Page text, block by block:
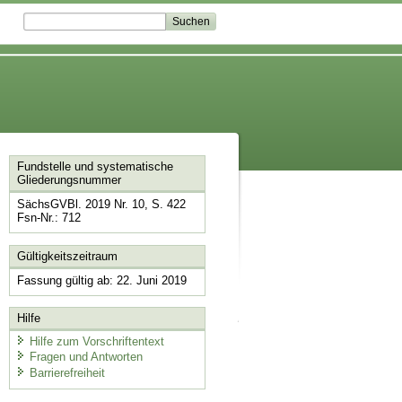
Fundstelle und systematische
Gliederungsnummer
SächsGVBl. 2019 Nr. 10, S. 422
Fsn-Nr.: 712
Gültigkeitszeitraum
Fassung gültig ab: 22. Juni 2019
Hilfe
Hilfe zum Vorschriftentext
Fragen und Antworten
Barrierefreiheit